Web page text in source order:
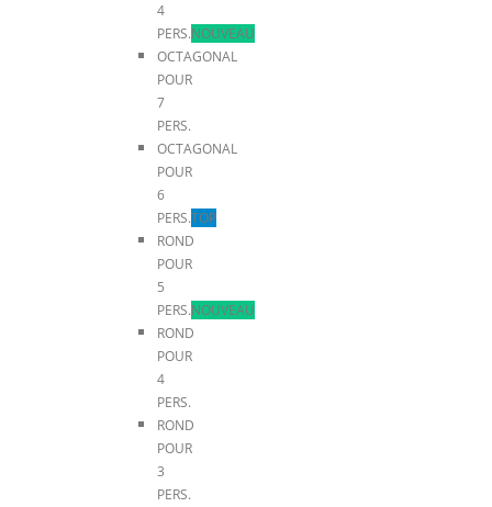
4
PERS.NOUVEAU
OCTAGONAL
POUR
7
PERS.
OCTAGONAL
POUR
6
PERS.TOP
ROND
POUR
5
PERS.NOUVEAU
ROND
POUR
4
PERS.
ROND
POUR
3
PERS.